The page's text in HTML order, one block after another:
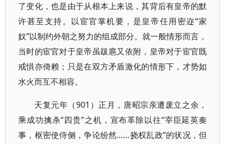
了变化，也是由于从根本上来说，其背后有皇帝的默
许甚至支持。以宦官掌机要，是皇帝任用密迩“家
奴”以制约外朝之努力的组成部分。就一般情形而言，
当时的宦官对于皇帝虽跋扈又依附，皇帝对于宦官既
戒惧亦倚赖；只是在双方矛盾激化的情形下，才势如
水火而互不相容。
天复元年（901）正月，唐昭宗亲遭废立之余，
乘成功擒杀“四贵”之机，宣布革除以往“宰臣延英奏
事，枢密使侍侧，争论纷然……挠权乱政”的状况，但